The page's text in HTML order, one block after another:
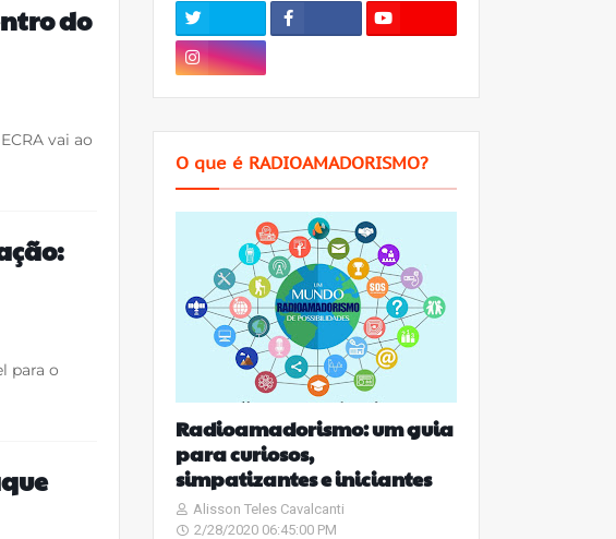
do
vai ao
para o
O que é RADIOAMADORISMO?
Radioamadorismo: um guia
para curiosos,
simpatizantes e iniciantes
Alisson Teles Cavalcanti
2/28/2020 06:45:00 PM